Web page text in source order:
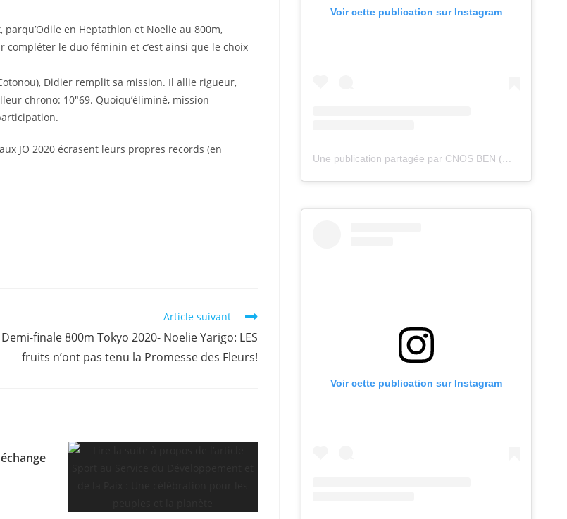
en Heptathlon et Noelie au 800m,
le duo féminin et c’est ainsi que le choix
Didier remplit sa mission. Il allie rigueur,
chrono: 10″69. Quoiqu’éliminé, mission
JO 2020 écrasent leurs propres records (en
Article suivant
Demi-finale 800m Tokyo 2020- Noelie Yarigo: LES
fruits n’ont pas tenu la Promesse des Fleurs!
Voir cette publication sur Instagram
Une publication partagée par CNOS BEN (@cnos_ben)
Voir cette publication sur Instagram